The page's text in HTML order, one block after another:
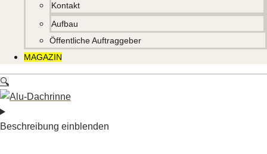
Kontakt
Aufbau
Öffentliche Auftraggeber
MAGAZIN
🔍
Beschreibung einblenden